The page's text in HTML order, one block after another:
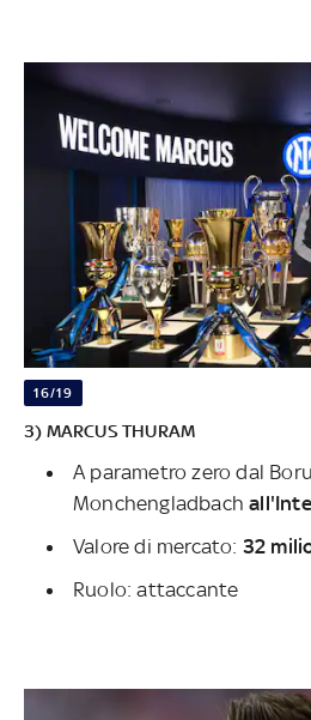
16/19
3) MARCUS THURAM
A parametro zero dal
Monchengladbach
Valore di mercato: 32
Ruolo: attaccante